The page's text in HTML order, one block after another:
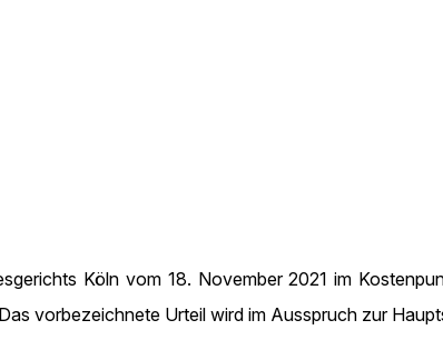
Köln vom 18. November 2021 im
vorbezeichnete Urteil wird im Ausspruch zur